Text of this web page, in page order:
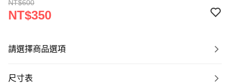
NT$600
NT$350
請選擇商品選項
尺寸表